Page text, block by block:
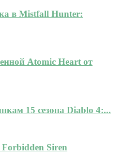
в Mistfall Hunter:
Atomic Heart от
15 сезона Diablo 4:...
Siren